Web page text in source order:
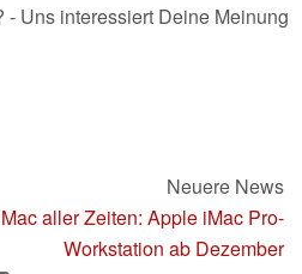
Uns interessiert Deine Meinung
Neuere News
aller Zeiten: Apple iMac Pro-
Workstation ab Dezember